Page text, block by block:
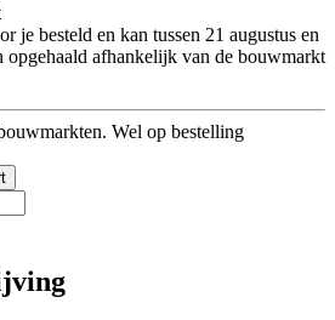
je besteld en kan tussen 21 augustus en
opgehaald afhankelijk van de bouwmarkt
Wel op bestelling